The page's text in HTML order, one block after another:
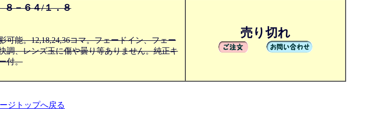
－６４/１．８
能。12,18,24,36コマ。フェードイン、フェー
調、レンズ玉に傷や曇り等ありません。純正キ
付。
売り切れ
ジトップへ戻る